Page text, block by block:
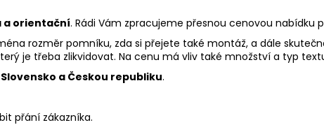
a orientační. Rádi Vám zpracujeme přesnou cenovou nabídku
rozměr pomníku, zda si přejete také montáž, a dále
je třeba zlikvidovat. Na cenu má vliv také množství a typ
a Českou republiku.
přání zákazníka.